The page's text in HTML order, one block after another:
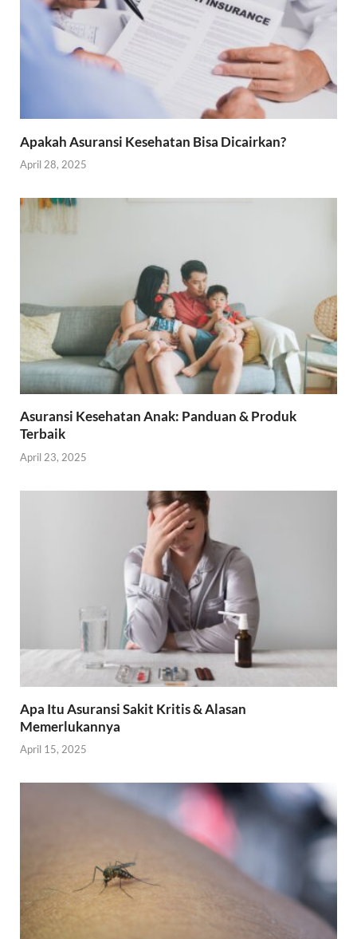
Apakah Asuransi Kesehatan Bisa Dicairkan?
April 28, 2025
Asuransi Kesehatan Anak: Panduan & Produk
Terbaik
April 23, 2025
Apa Itu Asuransi Sakit Kritis & Alasan
Memerlukannya
April 15, 2025